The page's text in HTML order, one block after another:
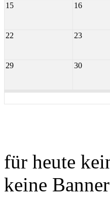
15 16
22 23
29 30
für heute
keine Banner